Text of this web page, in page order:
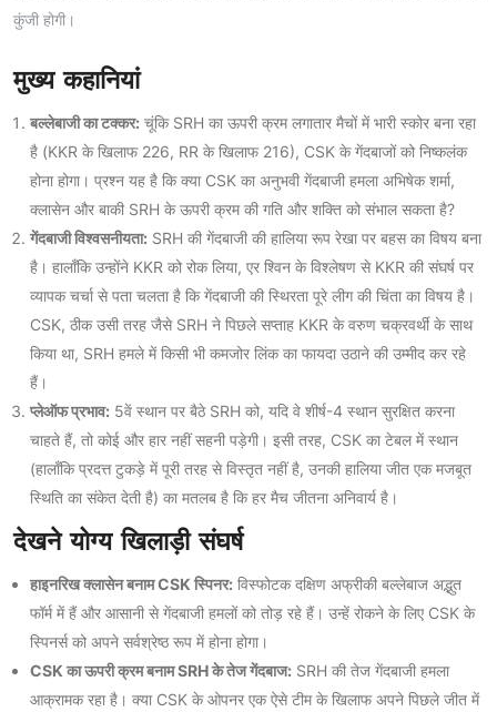
कुंजी होगी।
मुख्य कहानियां
बल्लेबाजी का टक्कर: चूंकि SRH का ऊपरी क्रम लगातार मैचों में भारी स्कोर बना रहा
है (KKR के खिलाफ 226, RR के खिलाफ 216), CSK के गेंदबाजों को निष्कलंक
होना होगा। प्रश्न यह है कि क्या CSK का अनुभवी गेंदबाजी हमला अभिषेक शर्मा,
क्लासेन और बाकी SRH के ऊपरी क्रम की गति और शक्ति को संभाल सकता है?
गेंदबाजी विश्वसनीयता: SRH की गेंदबाजी की हालिया रूप रेखा पर बहस का विषय बना
है। हालाँकि उन्होंने KKR को रोक लिया, एर श्विन के विश्लेषण से KKR की संघर्ष पर
व्यापक चर्चा से पता चलता है कि गेंदबाजी की स्थिरता पूरे लीग की चिंता का विषय है।
CSK, ठीक उसी तरह जैसे SRH ने पिछले सप्ताह KKR के वरुण चक्रवर्थी के साथ
किया था, SRH हमले में किसी भी कमजोर लिंक का फायदा उठाने की उम्मीद कर रहे
हैं।
प्लेऑफ प्रभाव: 5वें स्थान पर बैठे SRH को, यदि वे शीर्ष-4 स्थान सुरक्षित करना
चाहते हैं, तो कोई और हार नहीं सहनी पड़ेगी। इसी तरह, CSK का टेबल में स्थान
(हालाँकि प्रदत्त टुकड़े में पूरी तरह से विस्तृत नहीं है, उनकी हालिया जीत एक मजबूत
स्थिति का संकेत देती है) का मतलब है कि हर मैच जीतना अनिवार्य है।
देखने योग्य खिलाड़ी संघर्ष
हाइनरिख क्लासेन बनाम CSK स्पिनर: विस्फोटक दक्षिण अफ्रीकी बल्लेबाज अद्भुत
फॉर्म में हैं और आसानी से गेंदबाजी हमलों को तोड़ रहे हैं। उन्हें रोकने के लिए CSK के
स्पिनर्स को अपने सर्वश्रेष्ठ रूप में होना होगा।
CSK का ऊपरी क्रम बनाम SRH के तेज गेंदबाज: SRH की तेज गेंदबाजी हमला
आक्रामक रहा है। क्या CSK के ओपनर एक ऐसे टीम के खिलाफ अपने पिछले जीत में